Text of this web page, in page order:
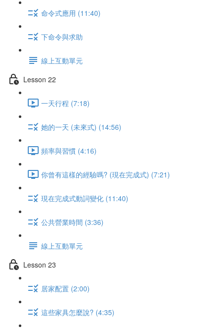
命令式應用 (11:40)
下命令與求助
線上互動單元
Lesson 22
一天行程 (7:18)
她的一天 (未來式) (14:56)
頻率與習慣 (4:16)
你曾有這樣的經驗嗎? (現在完成式) (7:21)
現在完成式動詞變化 (11:40)
公共營業時間 (3:36)
線上互動單元
Lesson 23
居家配置 (2:00)
這些家具怎麼說? (4:35)